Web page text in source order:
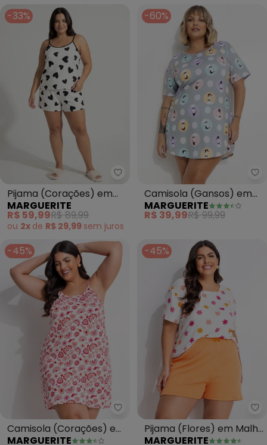
-33%
Marguerite - Pijama
Pijama (Corações) em
Malha Fria
MARGUERITE
R$ 59,99R$ 89,99
ou 2x de R$ 29,99 sem juros
-60%
Camisola (Gansos) em
Poliflex
MARGUERITE
R$ 39,99R$ 99,99
-45%
Marguerite - Camisola
Camisola (Corações) em
MARGUERITE
-45%
Pijama (Flores) em Malha
MARGUERITE